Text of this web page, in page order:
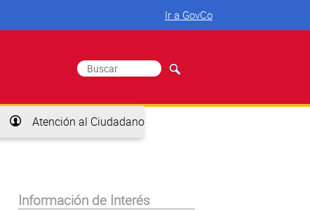
Ir a GovCo
Formulario de búsqueda
Buscar
Atención al Ciudadano
Información de Interés